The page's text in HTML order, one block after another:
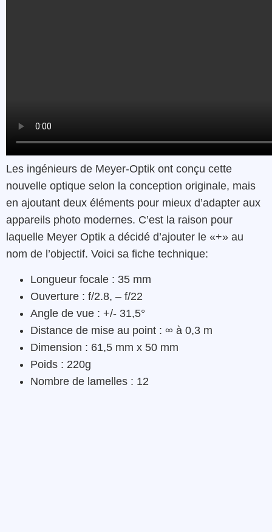
Les ingénieurs de Meyer-Optik ont conçu cette
nouvelle optique selon la conception originale, mais
en ajoutant deux éléments pour mieux d’adapter aux
appareils photo modernes. C’est la raison pour
laquelle Meyer Optik a décidé d’ajouter le «+» au
nom de l’objectif. Voici sa fiche technique:
Longueur focale : 35 mm
Ouverture : f/2.8, – f/22
Angle de vue : +/- 31,5°
Distance de mise au point : ∞ à 0,3 m
Dimension : 61,5 mm x 50 mm
Poids : 220g
Nombre de lamelles : 12